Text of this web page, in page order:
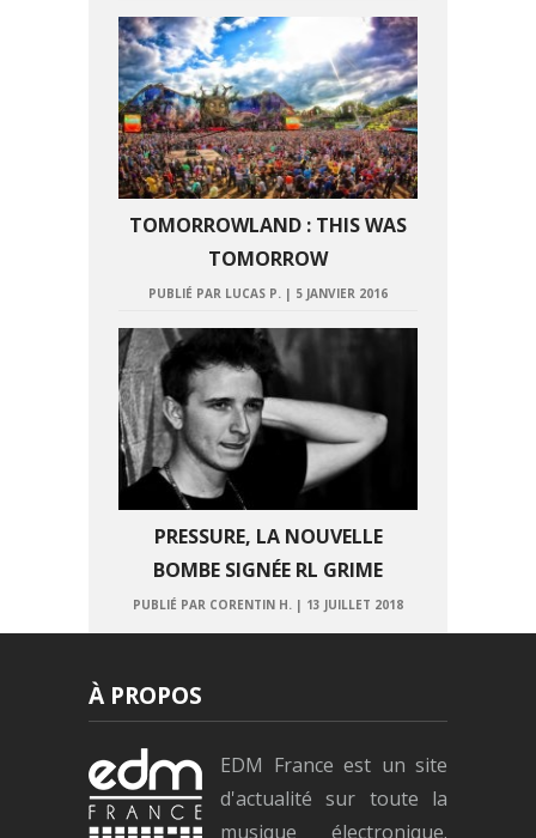
TOMORROWLAND : THIS WAS
TOMORROW
PUBLIÉ PAR LUCAS P. | 5 JANVIER 2016
PRESSURE, LA NOUVELLE
BOMBE SIGNÉE RL GRIME
PUBLIÉ PAR CORENTIN H. | 13 JUILLET 2018
À PROPOS
EDM France est un site
d'actualité sur toute la
musique électronique.